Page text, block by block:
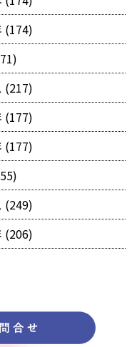
(174)
(217)
(177)
(177)
(249)
(206)